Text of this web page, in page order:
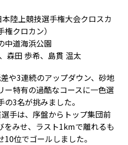
陸上競技選手権大会クロスカ
クロカン）
道海浜公園
森田 歩希、島貫 温太
や3連続のアップダウン、砂地
ー特有の過酷なコースに一色選
3名が挑みました。
手は、序盤からトップ集団前
をみせ、ラスト1kmで離れるも
位でゴールしました。